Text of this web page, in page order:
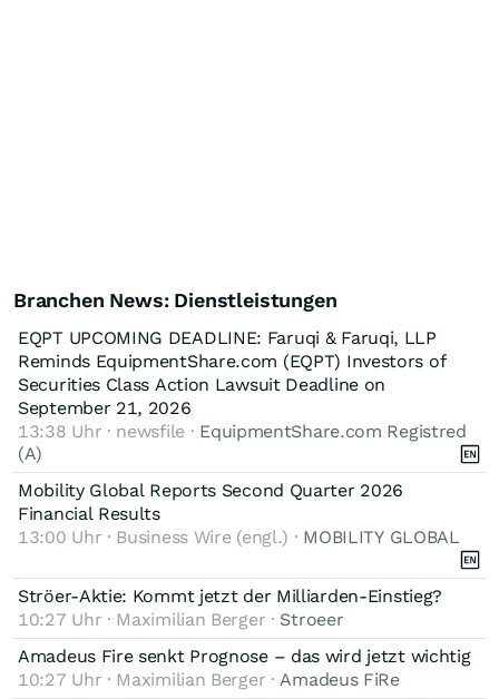
Branchen News: Dienstleistungen
EQPT UPCOMING DEADLINE: Faruqi & Faruqi, LLP
Reminds EquipmentShare.com (EQPT) Investors of
Securities Class Action Lawsuit Deadline on
September 21, 2026
13:38 Uhr · newsfile · EquipmentShare.com Registred
(A)
Mobility Global Reports Second Quarter 2026
Financial Results
13:00 Uhr · Business Wire (engl.) · MOBILITY GLOBAL
Ströer-Aktie: Kommt jetzt der Milliarden-Einstieg?
10:27 Uhr · Maximilian Berger · Stroeer
Amadeus Fire senkt Prognose – das wird jetzt wichtig
10:27 Uhr · Maximilian Berger · Amadeus FiRe